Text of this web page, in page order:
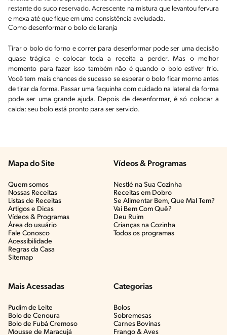
restante do suco reservado. Acrescente na mistura que levantou fervura
e mexa até que fique em uma consistência aveludada.
Como desenformar o bolo de laranja
Tirar o bolo do forno e correr para desenformar pode ser uma decisão
quase trágica e colocar toda a receita a perder. Mas o melhor
momento para fazer isso também não é quando o bolo estiver frio.
Você tem mais chances de sucesso se esperar o bolo ficar morno antes
de tirar da forma. Passar uma faquinha com cuidado na lateral da forma
pode ser uma grande ajuda. Depois de desenformar, é só colocar a
calda: seu bolo está pronto para ser servido.
Mapa do Site
Quem somos
Nossas Receitas
Listas de Receitas​
Artigos e Dicas​
Vídeos & Programas​
Área do usuário
Fale Conosco
Acessibilidade
Regras da Casa
Sitemap
Vídeos & Programas​
Nestlé na Sua Cozinha
Receitas em Dobro
Se Alimentar Bem, Que Mal Tem?​
Vai Bem Com Quê?​
Deu Ruim​
Crianças na Cozinha​
Todos os programas
Mais Acessadas
Pudim de Leite
Bolo de Cenoura
Bolo de Fubá Cremoso
Mousse de Maracujá
Categorias
Bolos
Sobremesas
Carnes Bovinas​
Frango & Aves​